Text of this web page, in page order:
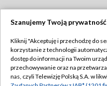
Abonament TVP
Emisja w TVP
Szanujemy Twoją prywatność
Kliknij "Akceptuję i przechodzę do
korzystanie z technologii
dostęp do informacji na Twoim
przechowywanie oraz na
nas, czyli Telewizję Polską S.A. w